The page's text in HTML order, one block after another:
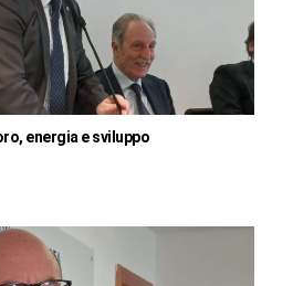
energia e sviluppo